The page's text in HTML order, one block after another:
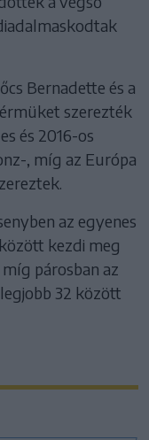
Bernadette és a
szerezték
és 2016-os
, míg az Európa
az egyenes
kezdi meg
párosban az
32 között